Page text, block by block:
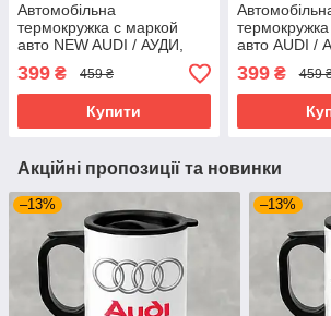
Автомобільна
термокружка с маркой
авто NEW AUDI / АУДИ,
металева 450 мл, біла
399 ₴ 459 ₴
Купити
авто AUDI /
металева
399₴ 459
Акційні пропозиції та новинки
–13% –13%